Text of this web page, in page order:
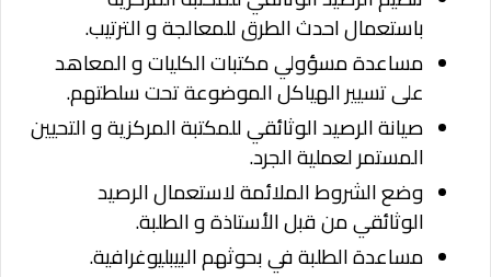
باستعمال احدث الطرق للمعالجة و الترتيب.
مساعدة مسؤولي مكتبات الكليات و المعاهد
على تسيير الهياكل الموضوعة تحت سلطتهم.
صيانة الرصيد الوثائقي للمكتبة المركزية و التحيين
المستمر لعملية الجرد.
وضع الشروط الملائمة لاستعمال الرصيد
الوثائقي من قبل الأستاذة و الطلبة.
مساعدة الطلبة في بحوثهم البيبليوغرافية.